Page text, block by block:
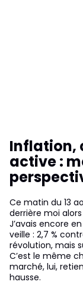
Inflation,
active :
Ce matin du 13
derrière moi
J’avais encore
veille : 2,7 %
révolution, mais
C’est le même
marché, lui,
hausse.